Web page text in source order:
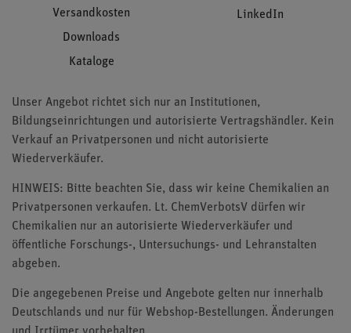
Versandkosten
Downloads
Kataloge
LinkedIn
Unser Angebot richtet sich nur an Institutionen,
Bildungseinrichtungen und autorisierte Vertragshändler. Kein
Verkauf an Privatpersonen und nicht autorisierte
Wiederverkäufer.
HINWEIS: Bitte beachten Sie, dass wir keine Chemikalien an
Privatpersonen verkaufen. Lt. ChemVerbotsV dürfen wir
Chemikalien nur an autorisierte Wiederverkäufer und
öffentliche Forschungs-, Untersuchungs- und Lehranstalten
abgeben.
Die angegebenen Preise und Angebote gelten nur innerhalb
Deutschlands und nur für Webshop-Bestellungen. Änderungen